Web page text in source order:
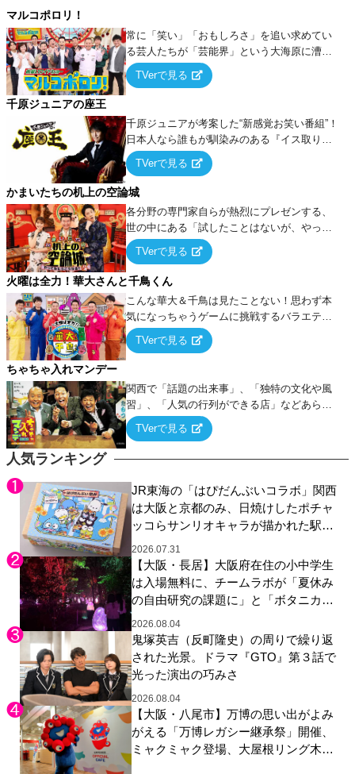
人気ランキング
JR東海の「はぴだんぶいコラボ」関西
は大阪と京都のみ、日焼けしたポチャ
ッコらサンリオキャラが描かれた駅弁
やグッズが登場
2026.07.31
【大阪・長居】大阪府在住の小中学生
は入場無料に、チームラボが「夏休み
の自由研究の課題に」と「ボタニカル
ガーデン 大阪」へ招待
2026.08.04
鬼塚英吉（反町隆史）の周りで繰り返
された光景。ドラマ『GTO』第３話で
光った演出の巧みさ
2026.08.04
【大阪・八尾市】万博の思い出がよみ
がえる「万博レガシー継承祭」開催、
ミャクミャク登場、大屋根リング木材
展示も
マルコポロリ！
常に「笑い」「おもしろさ」を追い求めてい
る芸人たちが「芸能界」という大海原に漕ぎ
出でて、新たなオモシロ人間を発掘する！
TVerで見る
千原ジュニアの座王
千原ジュニアが考案した“新感覚お笑い番組”！
日本人なら誰もが馴染みのある『イス取りゲ
ーム』をベースに、大喜利・ギャグ・モノボ
ケ・歌…など様々なお題で芸人がショートネ
タを競い合う！
TVerで見る
かまいたちの机上の空論城
各分野の専門家自らが熱烈にプレゼンする、
世の中にある「試したことはないが、やって
みたらこうなる！…ハズ」という“机上の空
論”に若手芸人らがカラダを張って挑む！
TVerで見る
火曜は全力！華大さんと千鳥くん
こんな華大＆千鳥は見たことない！思わず本
気になっちゃうゲームに挑戦するバラエティ
ー！
TVerで見る
ちゃちゃ入れマンデー
関西で「話題の出来事」、「独特の文化や風
習」、「人気の行列ができる店」などあらゆ
るテーマについて好き放題にちゃちゃを入れ
ていく関西色を前面に押し出したトークバラ
TVerで見る